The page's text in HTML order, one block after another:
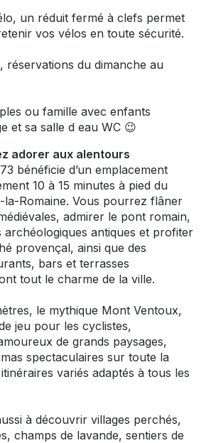
un réduit fermé à clefs permet
vos vélos en toute sécurité.
réservations du dimanche au
ou famille avec enfants
et sa salle d eau WC 😉
adorer aux alentours
bénéficie d’un emplacement
10 à 15 minutes à pied du
la-Romaine. Vous pourrez flâner
admirer le pont romain,
archéologiques antiques et profiter
provençal, ainsi que des
bars et terrasses
tout le charme de la ville.
le mythique Mont Ventoux,
jeu pour les cyclistes,
de grands paysages,
spectaculaires sur toute la
variés adaptés à tous les
à découvrir villages perchés,
champs de lavande, sentiers de